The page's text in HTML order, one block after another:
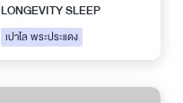
LONGEVITY SLEEP
เปาโล พระประแดง